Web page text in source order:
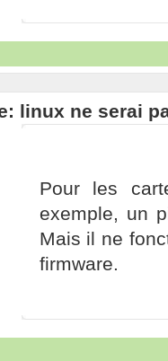
linux ne serai
Pour les
exemple, un
Mais il ne
firmware.